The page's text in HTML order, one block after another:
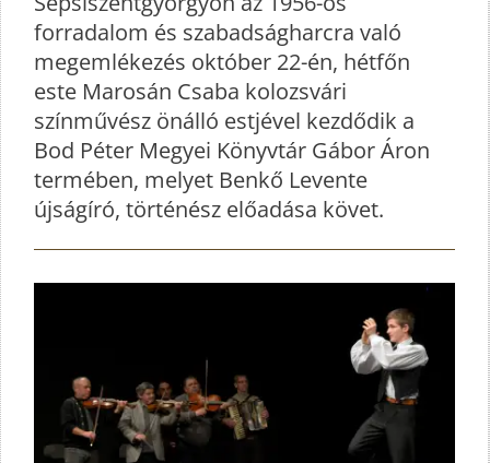
forradalom és szabadságharcra való
megemlékezés október 22-én, hétfőn
este Marosán Csaba kolozsvári
színművész önálló estjével kezdődik a
Bod Péter Megyei Könyvtár Gábor Áron
termében, melyet Benkő Levente
újságíró, történész előadása követ.